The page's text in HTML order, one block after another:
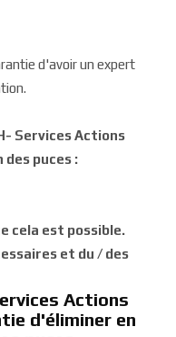
d'avoir un expert
Services Actions
puces :
cela est possible.
et du / des
Actions
d'éliminer en